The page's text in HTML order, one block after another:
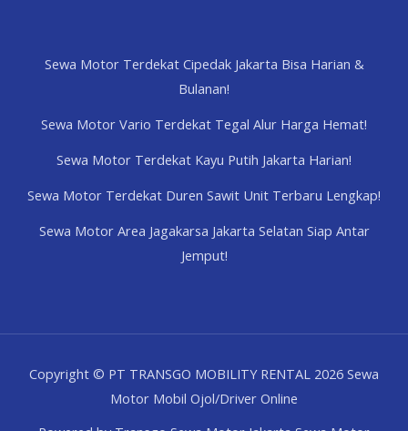
Sewa Motor Terdekat Cipedak Jakarta Bisa Harian &
Bulanan!
Sewa Motor Vario Terdekat Tegal Alur Harga Hemat!
Sewa Motor Terdekat Kayu Putih Jakarta Harian!
Sewa Motor Terdekat Duren Sawit Unit Terbaru Lengkap!
Sewa Motor Area Jagakarsa Jakarta Selatan Siap Antar
Jemput!
Copyright © PT TRANSGO MOBILITY RENTAL 2026 Sewa
Motor Mobil Ojol/Driver Online